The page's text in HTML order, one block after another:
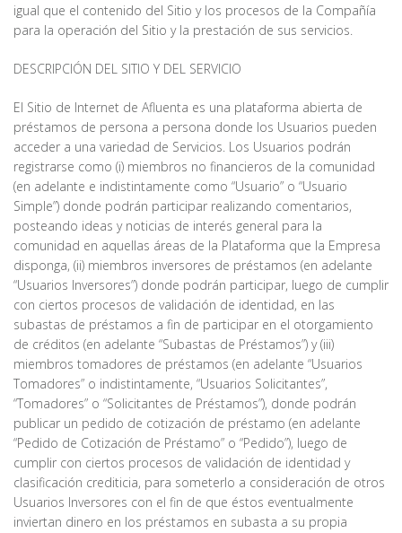
igual que el contenido del Sitio y los procesos de la Compañía
para la operación del Sitio y la prestación de sus servicios.
DESCRIPCIÓN DEL SITIO Y DEL SERVICIO
El Sitio de Internet de Afluenta es una plataforma abierta de
préstamos de persona a persona donde los Usuarios pueden
acceder a una variedad de Servicios. Los Usuarios podrán
registrarse como (i) miembros no financieros de la comunidad
(en adelante e indistintamente como “Usuario” o “Usuario
Simple”) donde podrán participar realizando comentarios,
posteando ideas y noticias de interés general para la
comunidad en aquellas áreas de la Plataforma que la Empresa
disponga, (ii) miembros inversores de préstamos (en adelante
“Usuarios Inversores”) donde podrán participar, luego de cumplir
con ciertos procesos de validación de identidad, en las
subastas de préstamos a fin de participar en el otorgamiento
de créditos (en adelante “Subastas de Préstamos”) y (iii)
miembros tomadores de préstamos (en adelante “Usuarios
Tomadores” o indistintamente, “Usuarios Solicitantes”,
“Tomadores” o “Solicitantes de Préstamos”), donde podrán
publicar un pedido de cotización de préstamo (en adelante
“Pedido de Cotización de Préstamo” o “Pedido”), luego de
cumplir con ciertos procesos de validación de identidad y
clasificación crediticia, para someterlo a consideración de otros
Usuarios Inversores con el fin de que éstos eventualmente
inviertan dinero en los préstamos en subasta a su propia